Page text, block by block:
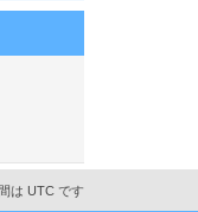
は UTC です